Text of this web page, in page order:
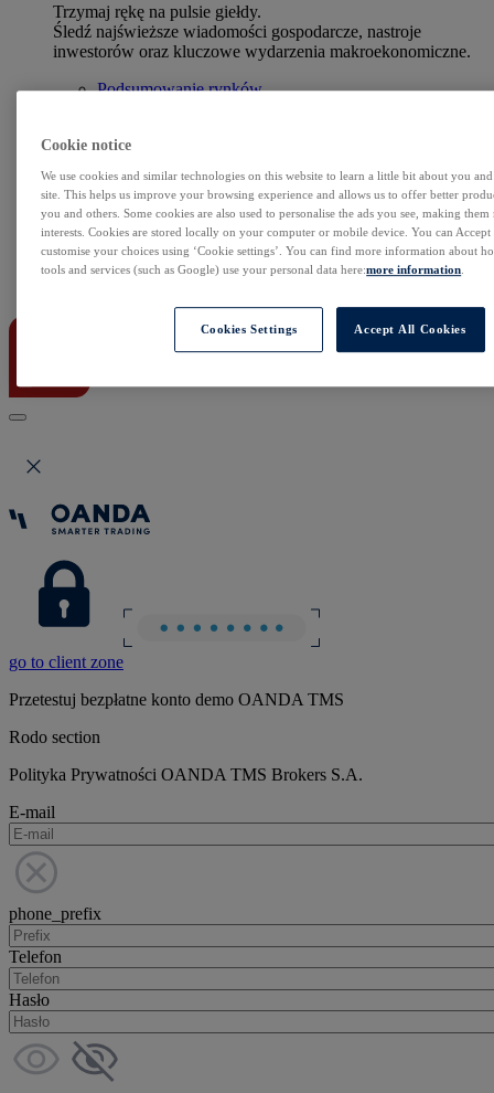
Trzymaj rękę na pulsie giełdy.
Śledź najświeższe wiadomości gospodarcze, nastroje
inwestorów oraz kluczowe wydarzenia makroekonomiczne.
Podsumowanie rynków
Sezon wyników w USA
Skaner akcji
Kalendarz rynkowy
Zdarzenia korporacyjne
Sentyment Klientów
Rolowania
go to client zone
Przetestuj bezpłatne konto demo OANDA TMS
Rodo section
Polityka Prywatności OANDA TMS Brokers S.A.
E-mail
phone_prefix
Telefon
Hasło
Cookie notice
We use cookies and similar technologies on this website to learn a little bit about you
site. This helps us improve your browsing experience and allows us to offer better
you and others. Some cookies are also used to personalise the ads you see, making
interests. Cookies are stored locally on your computer or mobile device. You can
customise your choices using ‘Cookie settings’. You can find more information about
tools and services (such as Google) use your personal data here:more information.
Cookies Settings Accept All Cookies